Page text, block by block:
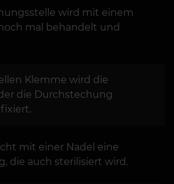
wird mit einem
mal behandelt und
Klemme wird die
die Durchstechung
mit einer Nadel eine
die auch sterilisiert wird.